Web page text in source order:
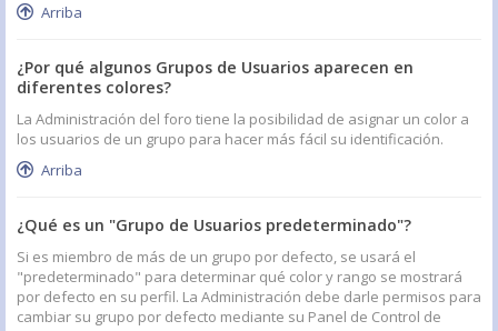
Arriba
¿Por qué algunos Grupos de Usuarios aparecen en
diferentes colores?
La Administración del foro tiene la posibilidad de asignar un color a
los usuarios de un grupo para hacer más fácil su identificación.
Arriba
¿Qué es un "Grupo de Usuarios predeterminado"?
Si es miembro de más de un grupo por defecto, se usará el
"predeterminado" para determinar qué color y rango se mostrará
por defecto en su perfil. La Administración debe darle permisos para
cambiar su grupo por defecto mediante su Panel de Control de